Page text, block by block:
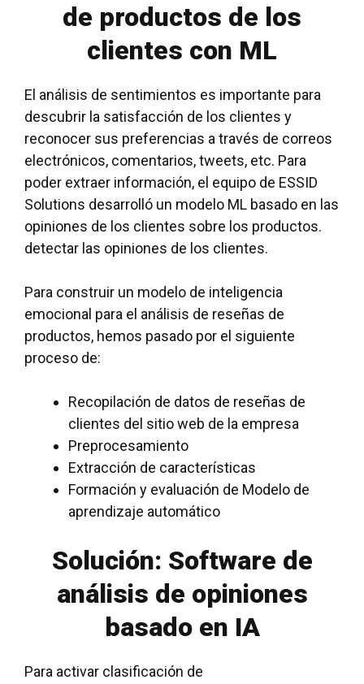
de productos de los
clientes con ML
El análisis de sentimientos es importante para
descubrir la satisfacción de los clientes y
reconocer sus preferencias a través de correos
electrónicos, comentarios, tweets, etc. Para
poder extraer información, el equipo de ESSID
Solutions desarrolló un modelo ML basado en las
opiniones de los clientes sobre los productos.
detectar las opiniones de los clientes.
Para construir un modelo de inteligencia
emocional para el análisis de reseñas de
productos, hemos pasado por el siguiente
proceso de:
Recopilación de datos de reseñas de
clientes del sitio web de la empresa
Preprocesamiento
Extracción de características
Formación y evaluación de Modelo de
aprendizaje automático
Solución: Software de
análisis de opiniones
basado en IA
Para activar clasificación de